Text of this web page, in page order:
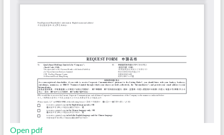
Open pdf